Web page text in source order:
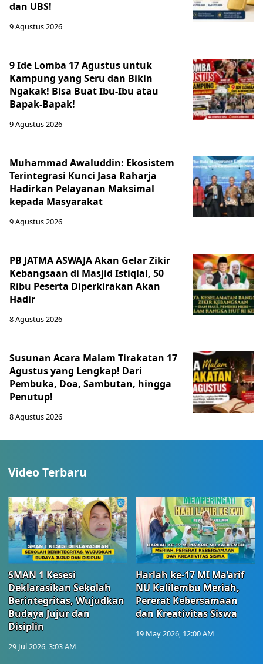
dan UBS!
9 Agustus 2026
9 Ide Lomba 17 Agustus untuk
Kampung yang Seru dan Bikin
Ngakak! Bisa Buat Ibu-Ibu atau
Bapak-Bapak!
9 Agustus 2026
Muhammad Awaluddin: Ekosistem
Terintegrasi Kunci Jasa Raharja
Hadirkan Pelayanan Maksimal
kepada Masyarakat
9 Agustus 2026
PB JATMA ASWAJA Akan Gelar Zikir
Kebangsaan di Masjid Istiqlal, 50
Ribu Peserta Diperkirakan Akan
Hadir
8 Agustus 2026
Susunan Acara Malam Tirakatan 17
Agustus yang Lengkap! Dari
Pembuka, Doa, Sambutan, hingga
Penutup!
8 Agustus 2026
Video Terbaru
SMAN 1 Kesesi
Deklarasikan Sekolah
Berintegritas, Wujudkan
Budaya Jujur dan
Disiplin
29 Jul 2026, 3:03 AM
Harlah ke-17 MI Ma’arif
NU Kalilembu Meriah,
Pererat Kebersamaan
dan Kreativitas Siswa
19 May 2026, 12:00 AM